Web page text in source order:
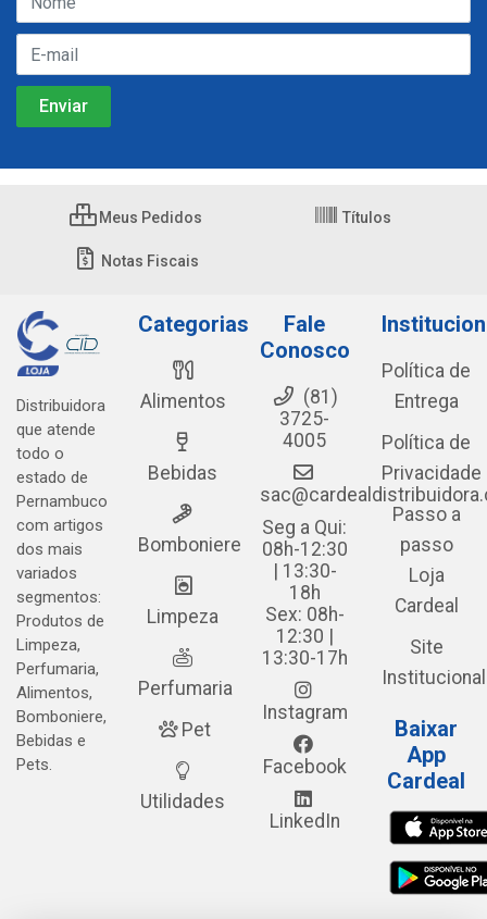
Meus Pedidos Títulos
Notas Fiscais
Distribuidora
que atende
todo o
estado de
Pernambuco
com artigos
dos mais
variados
segmentos:
Produtos de
Limpeza,
Perfumaria,
Alimentos,
Bomboniere,
Bebidas e
Pets.
Categorias
Alimentos
Bebidas
Bomboniere
Limpeza
Perfumaria
Pet
Utilidades
Fale
Conosco
(81)
3725-
4005
Seg a Qui:
08h-12:30
| 13:30-
18h
Sex: 08h-
12:30 |
13:30-17h
Instagram
Facebook
LinkedIn
Política de
Entrega
Política de
Privacidade
Passo a
passo
Loja
Cardeal
Site
Institucional
Baixar
App
Cardeal